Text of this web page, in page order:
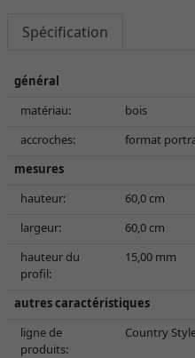
Spécification
général
matériau:
bois
accroches:
format
mesures
hauteur:
60,0 cm
largeur:
60,0 cm
hauteur du
profil:
15,00 mm
autres caractéristiques
ligne de
produits:
Country